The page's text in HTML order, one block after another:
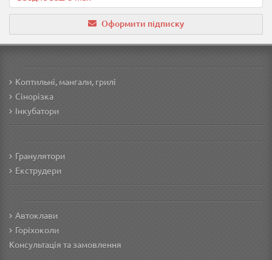
Оформити підписку
Коптильні, мангали, грилі
Сінорізка
Інкубатори
Гранулятори
Екструдери
Автоклави
Горіхоколи
Консультація та замовлення